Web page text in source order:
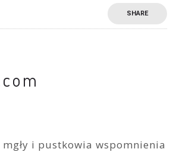
SHARE
i pustkowia wspomnienia